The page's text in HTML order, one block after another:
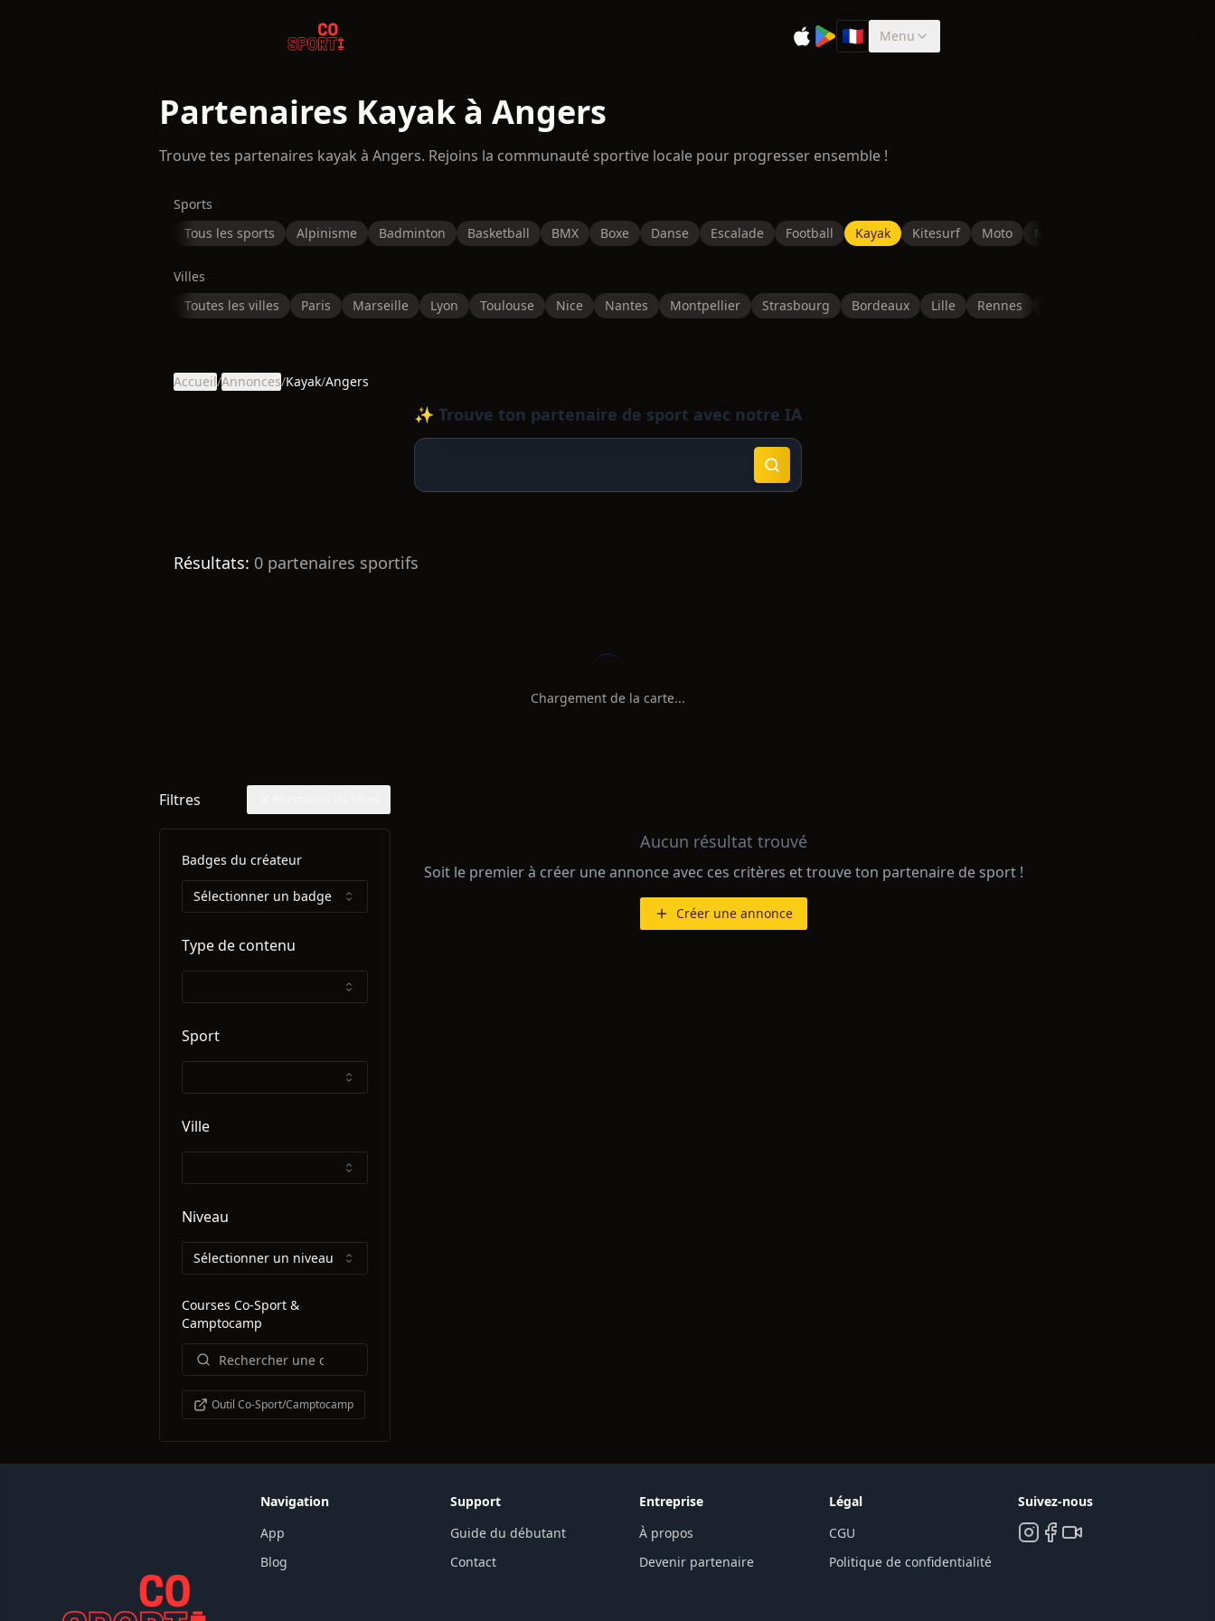
🇫🇷Sélectionner la langue
Menu
Partenaires Kayak à Angers
Trouve tes partenaires kayak à Angers. Rejoins la communauté sportive locale pour progresser ensemble !
Sports
Tous les sports
Alpinisme Badminton Basketball BMX Boxe Danse Escalade Football Kayak Kitesurf Moto Musculation
Villes
Toutes les villes
Paris Marseille Lyon Toulouse Nice Nantes Montpellier Strasbourg Bordeaux Lille Rennes
Accueil/Annonces/Kayak/Angers
✨ Trouve ton partenaire de sport avec notre IA
Résultats: 0 partenaires sportifs
Chargement de la carte...
Filtres
Badges du créateur
Sélectionner un badge
Type de contenu
Sport
Ville
Niveau
Sélectionner un niveau
Courses Co-Sport &
Camptocamp
Outil Co-Sport/Camptocamp
Aucun résultat trouvé
Soit le premier à créer une annonce avec ces critères et trouve ton partenaire de sport !
Créer une annonce
Navigation
App
Blog
Support
Guide du débutant
Contact
Entreprise
À propos
Devenir partenaire
Légal
CGU
Politique de confidentialité
Suivez-nous